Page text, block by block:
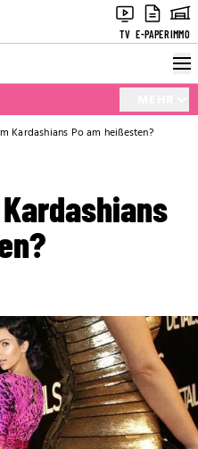
TV E-PAPERIMMO
Kardashians Po am heißesten?